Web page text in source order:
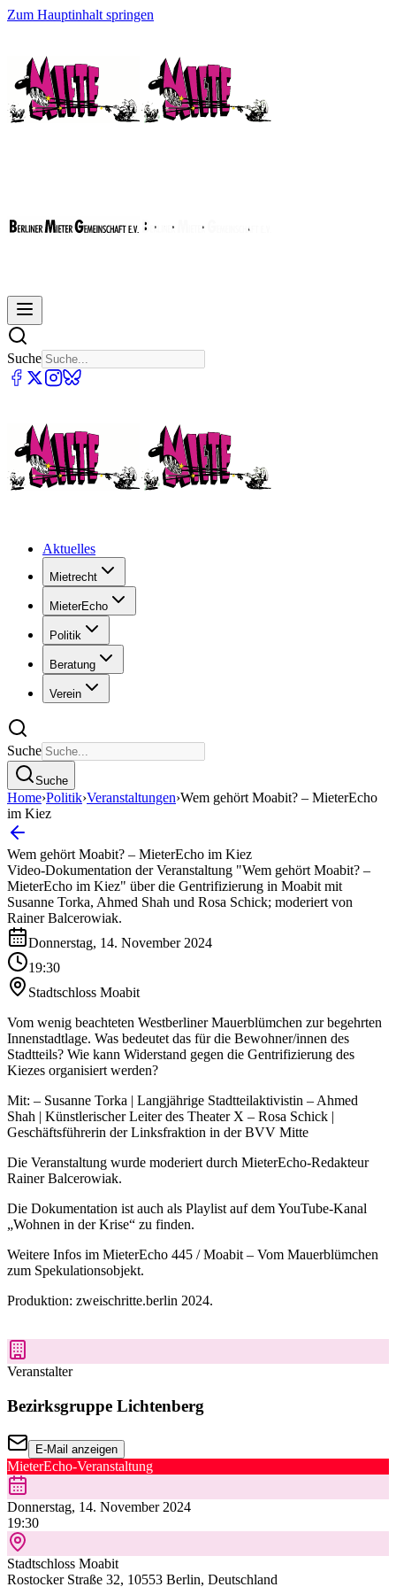
Zum Hauptinhalt springen
Suche
Aktuelles
Mietrecht
MieterEcho
Politik
Beratung
Verein
Suche
Suche
Home›Politik›Veranstaltungen›Wem gehört Moabit? – MieterEcho
im Kiez
Wem gehört Moabit? – MieterEcho im Kiez
Video-Dokumentation der Veranstaltung "Wem gehört Moabit? –
MieterEcho im Kiez" über die Gentrifizierung in Moabit mit
Susanne Torka, Ahmed Shah und Rosa Schick; moderiert von
Rainer Balcerowiak.
Donnerstag, 14. November 2024
19:30
Stadtschloss Moabit
Vom wenig beachteten Westberliner Mauerblümchen zur begehrten
Innenstadtlage. Was bedeutet das für die Bewohner/innen des
Stadtteils? Wie kann Widerstand gegen die Gentrifizierung des
Kiezes organisiert werden?
Mit: – Susanne Torka | Langjährige Stadtteilaktivistin – Ahmed
Shah | Künstlerischer Leiter des Theater X – Rosa Schick |
Geschäftsführerin der Linksfraktion in der BVV Mitte
Die Veranstaltung wurde moderiert durch MieterEcho-Redakteur
Rainer Balcerowiak.
Die Dokumentation ist auch als Playlist auf dem YouTube-Kanal
„Wohnen in der Krise“ zu finden.
Weitere Infos im MieterEcho 445 / Moabit – Vom Mauerblümchen
zum Spekulationsobjekt.
Produktion: zweischritte.berlin 2024.
Veranstalter
Bezirksgruppe Lichtenberg
E-Mail anzeigen
MieterEcho-Veranstaltung
Donnerstag, 14. November 2024
19:30
Stadtschloss Moabit
Rostocker Straße 32, 10553 Berlin, Deutschland